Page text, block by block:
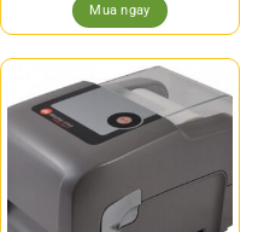
Mua ngay